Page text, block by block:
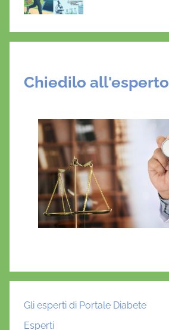
Chiedilo all'esperto
Gli esperti di Portale Diabete
Esperti